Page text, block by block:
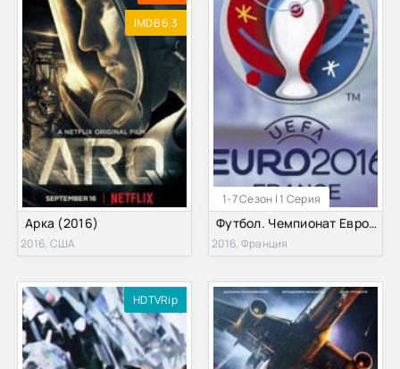
IMDB 6.3
Арка (2016)
2016, США
1-7 Сезон | 1 Серия
Футбол. Чемпионат Европы 2016
2016, Франция
HDTVRip